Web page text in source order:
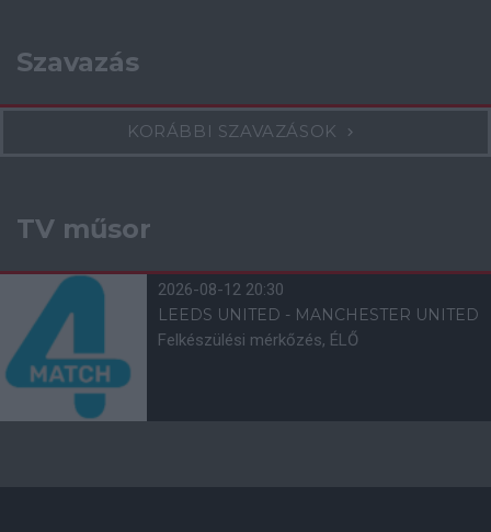
Szavazás
KORÁBBI SZAVAZÁSOK
TV műsor
2026-08-12 20:30
LEEDS UNITED - MANCHESTER UNITED
Felkészülési mérkőzés, ÉLŐ